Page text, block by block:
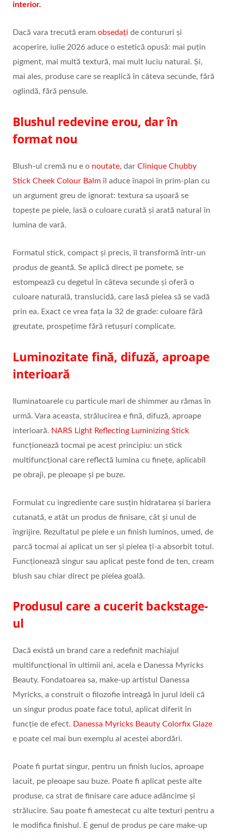
interior.
Dacă vara trecută eram obsedați de contururi și
acoperire, iulie 2026 aduce o estetică opusă: mai puțin
pigment, mai multă textură, mai mult luciu natural. Și,
mai ales, produse care se reaplică în câteva secunde, fără
oglindă, fără pensule.
Blushul redevine erou, dar în
format nou
Blush-ul cremă nu e o noutate, dar Clinique Chubby
Stick Cheek Colour Balm îl aduce înapoi în prim-plan cu
un argument greu de ignorat: textura sa ușoară se
topește pe piele, lasă o culoare curată și arată natural în
lumina de vară.
Formatul stick, compact și precis, îl transformă într-un
produs de geantă. Se aplică direct pe pomete, se
estompează cu degetul în câteva secunde și oferă o
culoare naturală, translucidă, care lasă pielea să se vadă
prin ea. Exact ce vrea fața la 32 de grade: culoare fără
greutate, prospețime fără retușuri complicate.
Luminozitate fină, difuză, aproape
interioară
Iluminatoarele cu particule mari de shimmer au rămas în
urmă. Vara aceasta, strălucirea e fină, difuză, aproape
interioară. NARS Light Reflecting Luminizing Stick
funcționează tocmai pe acest principiu: un stick
multifuncțional care reflectă lumina cu finețe, aplicabil
pe obraji, pe pleoape și pe buze.
Formulat cu ingrediente care susțin hidratarea și bariera
cutanată, e atât un produs de finisare, cât și unul de
îngrijire. Rezultatul pe piele e un finish luminos, umed, de
parcă tocmai ai aplicat un ser și pielea ți-a absorbit totul.
Funcționează singur sau aplicat peste fond de ten, cream
blush sau chiar direct pe pielea goală.
Produsul care a cucerit backstage-
ul
Dacă există un brand care a redefinit machiajul
multifuncțional în ultimii ani, acela e Danessa Myricks
Beauty. Fondatoarea sa, make-up artistul Danessa
Myricks, a construit o filozofie întreagă în jurul ideii că
un singur produs poate face totul, aplicat diferit în
funcție de efect. Danessa Myricks Beauty Colorfix Glaze
e poate cel mai bun exemplu al acestei abordări.
Poate fi purtat singur, pentru un finish lucios, aproape
lacuit, pe pleoape sau buze. Poate fi aplicat peste alte
produse, ca strat de finisare care aduce adâncime și
strălucire. Sau poate fi amestecat cu alte texturi pentru a
le modifica finishul. E genul de produs pe care make-up